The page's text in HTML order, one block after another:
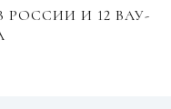
РОССИИ И 12 ВАУ-